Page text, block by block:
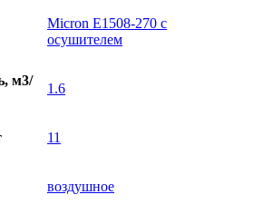
Micron E1508-270 с
осушителем
м3/
1.6
11
воздушное